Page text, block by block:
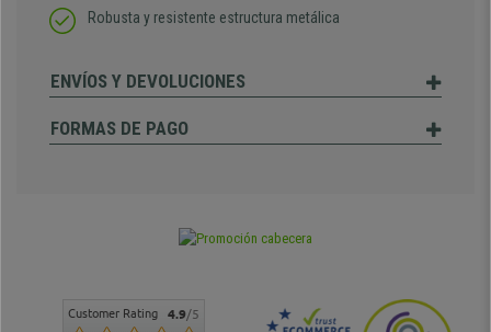
Robusta y resistente estructura metálica
ENVÍOS Y DEVOLUCIONES
FORMAS DE PAGO
Customer Rating 4.9/5